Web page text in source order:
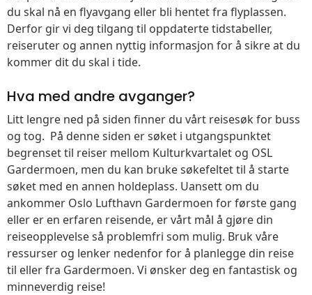
du skal nå en flyavgang eller bli hentet fra flyplassen.
Derfor gir vi deg tilgang til oppdaterte tidstabeller,
reiseruter og annen nyttig informasjon for å sikre at du
kommer dit du skal i tide.
Hva med andre avganger?
Litt lengre ned på siden finner du vårt reisesøk for buss
og tog. På denne siden er søket i utgangspunktet
begrenset til reiser mellom Kulturkvartalet og OSL
Gardermoen, men du kan bruke søkefeltet til å starte
søket med en annen holdeplass. Uansett om du
ankommer Oslo Lufthavn Gardermoen for første gang
eller er en erfaren reisende, er vårt mål å gjøre din
reiseopplevelse så problemfri som mulig. Bruk våre
ressurser og lenker nedenfor for å planlegge din reise
til eller fra Gardermoen. Vi ønsker deg en fantastisk og
minneverdig reise!